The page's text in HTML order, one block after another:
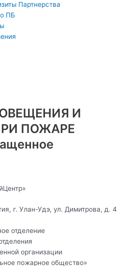
Партнерства
ПБ
И
ПОЖАРЕ
г. Улан-Удэ, ул. Димитрова, д. 4
отделение
организации
пожарное общество»